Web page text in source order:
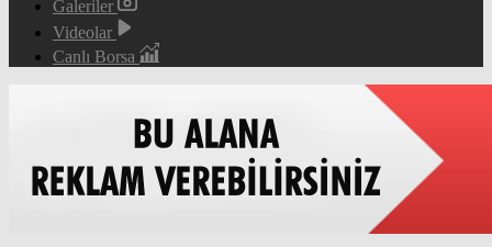
Galeriler
Videolar
Canlı Borsa